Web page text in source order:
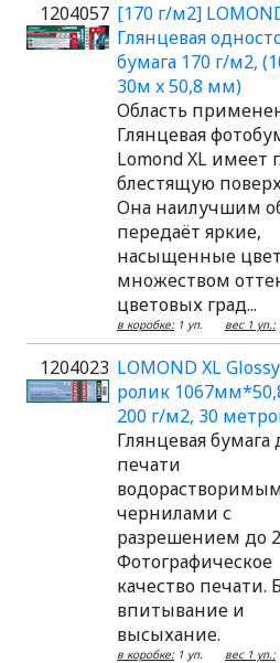
1204057 [170 г/м2]
Глянцевая
бумага 170 г/м2,
30м x 50,8 мм)
Область
Глянцевая
Lomond XL имеет
блестящую
Она наилучшим
передаёт яркие,
насыщенные
множеством
цветовых град...
в коробке: 1 уп. вес 1 уп.:
1204023 LOMOND XL
ролик
200 г/м2, 30
Глянцевая бумага
печати
чернилами с
разрешением до
Фотографическое
качество печати.
впитывание и
высыхание.
в коробке: 1 уп. вес 1 уп.: